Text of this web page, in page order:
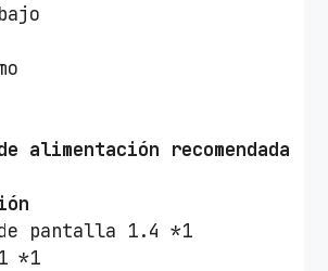
alimentación recomendada
pantalla 1.4 *1
*1